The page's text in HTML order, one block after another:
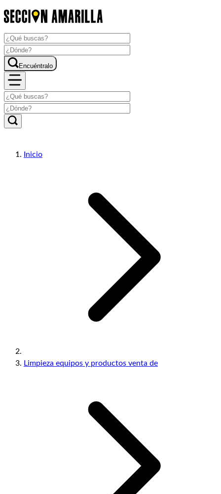
Encuéntralo
Inicio
Limpieza equipos y productos venta de